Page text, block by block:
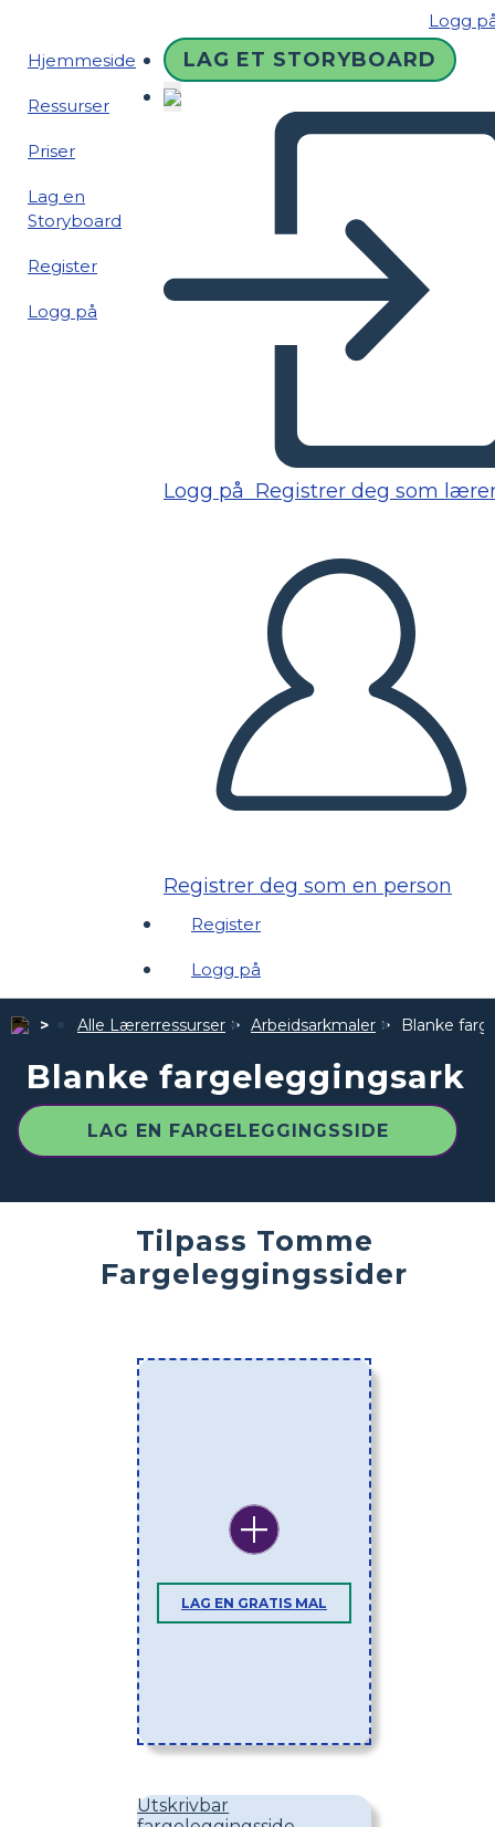
Logg
Hjemmeside
Ressurser
Priser
Lag en
Storyboard
Register
Logg på
LAG ET STORYBOARD
Logg på Registrer deg som
Registrer deg som en person
Register
Logg på
Alle Lærerressurser Arbeidsarkmaler Blanke
Blanke fargeleggingsark
LAG EN FARGELEGGINGSSIDE
Tilpass Tomme
Fargeleggingssider
LAG EN GRATIS MAL
Utskrivbar